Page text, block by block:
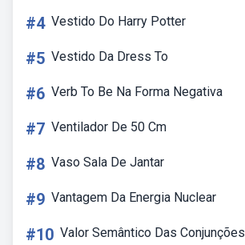
#4 Vestido Do Harry Potter
#5 Vestido Da Dress To
#6 Verb To Be Na Forma Negativa
#7 Ventilador De 50 Cm
#8 Vaso Sala De Jantar
#9 Vantagem Da Energia Nuclear
#10 Valor Semântico Das Conjunções